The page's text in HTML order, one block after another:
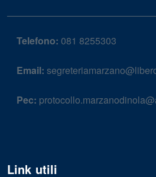
Telefono: 081 8255303
Email:
Pec:
Link utili